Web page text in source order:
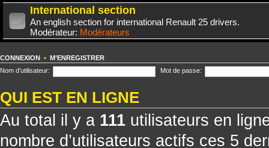
International section
An english section for international Renault 25 drivers.
Modérateur: Modérateurs
CONNEXION • M’ENREGISTRER
Nom d’utilisateur:
Mot de passe:
QUI EST EN LIGNE
Au total il y a 111 utilisateurs en
nombre d’utilisateurs actifs ces 5